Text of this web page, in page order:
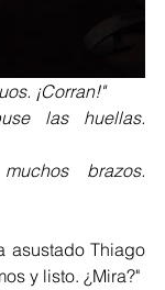
¡Corran!"
las huellas.
brazos.
asustado Thiago
y listo. ¿Mira?"